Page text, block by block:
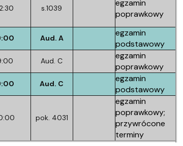
s.1039
egzamin
poprawkowy
Aud. A
egzamin
podstawowy
Aud. C
egzamin
poprawkowy
Aud. C
egzamin
podstawowy
pok. 4031
egzamin
poprawkowy;
przywrócone
terminy